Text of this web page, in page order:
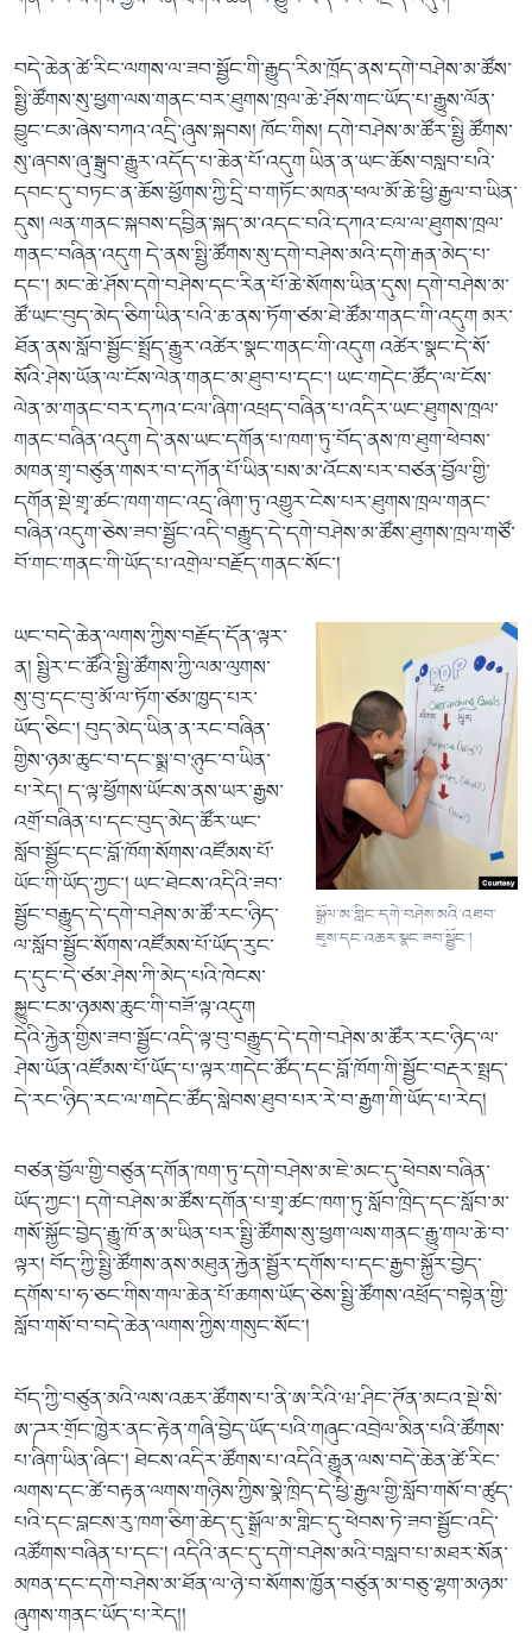
བདེ་ཆེན་ཚེ་རིང་ལགས་ལ་ཟབ་སྦྱོང་གི་རྒྱུད་རིམ་ཁྲོད་ནས་དགེ་བཤེས་མ་ཚོས་
སྤྱི་ཚོགས་སུ་ཕྱག་ལས་གནང་བར་ཐུགས་ཁྲལ་ཆེ་ཤོས་གང་ཡོད་པ་རྒྱུས་ལོན་
བྱུང་ངམ་ཞེས་བཀའ་འདྲི་ཞུས་སྐབས། ཁོང་གིས། དགེ་བཤེས་མ་ཚོར་སྤྱི ཚོགས་
སུ་ཞབས་ཞུ་སྒྲུབ་རྒྱུར་འདོད་པ་ཆེན་པོ་འདུག ཡིན་ན་ཡང་ཆོས་བསླབ་པའི་
དབང་དུ་བཏང་ན་ཆོས་ཕྱོགས་ཀྱི་དྲི་བ་གཏོང་མཁན་ཕལ་མོ་ཆེ་ཕྱི་རྒྱལ་བ་ཡིན་
དུས། ལན་གནང་སྐབས་དབྱིན་སྐད་མ་འདང་བའི་དཀའ་ངལ་ལ་ཐུགས་ཁྲལ་
གནང་བཞིན་འདུག དེ་ནས་སྤྱི་ཚོགས་སུ་དགེ་བཤེས་མའི་དགེ་རྒན་མེད་པ་
དང་། མང་ཆེ་ཤོས་དགེ་བཤེས་དང་རིན་པོ་ཆེ་སོགས་ཡིན་དུས། དགེ་བཤེས་མ་
ཚོ་ཡང་བུད་མེད་ཅིག་ཡིན་པའི་ཆ་ནས་ཏོག་ཙམ་ཐེ་ཚོམ་གནང་གི་འདུག མར་
ཐོན་ནས་སློབ་སྦྱོང་སྤྲོད་རྒྱུར་འཚེར་སྣང་གནང་གི་འདུག འཚེར་སྣང་དེ་སོ་
སོའི་ཤེས་ཡོན་ལ་ངོས་ལེན་གནང་མ་ཐུབ་པ་དང་། ཡང་གདེང་ཚོད་ལ་ངོས་
ལེན་མ་གནང་བར་དཀའ་ངལ་ཞིག་འཕྲད་བཞིན་པ་འདིར་ཡང་ཐུགས་ཁྲལ་
གནང་བཞིན་འདུག དེ་ནས་ཡང་དགོན་པ་ཁག་ཏུ་བོད་ནས་ཁ་ཐུག་ཕེབས་
མཁན་གྲྭ་བཙུན་གསར་བ་དཀོན་པོ་ཡིན་པས་མ་འོངས་པར་བཙན་བྱོལ་གྱི་
དགོན་སྡེ་གྲྭ་ཚང་ཁག་གང་འདྲ་ཞིག་ཏུ་འགྱུར་ངེས་པར་ཐུགས་ཁྲལ་གནང་
བཞིན་འདུག་ཅེས་ཟབ་སྦྱོང་འདི་བརྒྱུད་དེ་དགེ་བཤེས་མ་ཚོས་ཐུགས་ཁྲལ་གཙོ་
བོ་གང་གནང་གི་ཡོད་པ་འགྲེལ་བརྗོད་གནང་སོང་།
སྒྲོལ་མ་གླིང་དགེ་བཤེས་མའི་འཐབ་
ཇུས་དང་འཆར་སྣང་ཟབ་སྦྱོང་།
ཡང་བདེ་ཆེན་ལགས་ཀྱིས་བརྗོད་དོན་ལྟར་
ན། སྤྱིར་ང་ཚོའི་སྤྱི་ཚོགས་ཀྱི་ལམ་ལུགས་
སུ་བུ་དང་བུ་མོ་ལ་ཏོག་ཙམ་ཁྱད་པར་
ཡོད་ཅིང་། བུད་མེད་ཡིན་ན་རང་བཞིན་
གྱིས་ཉམ་ཆུང་བ་དང་སྨྲ་བ་ཉུང་བ་ཡིན་
པ་རེད། ད་ལྟ་ཕྱོགས་ཡོངས་ནས་ཡར་རྒྱས་
འགྲོ་བཞིན་པ་དང་བུད་མེད་ཚོར་ཡང་
སློབ་སྦྱོང་དང་བློ་ཁོག་སོགས་འཛོམས་པོ་
ཡོང་གི་ཡོད་ཀྱང་། ཡང་ཐེངས་འདིའི་ཟབ་
སྦྱོང་བརྒྱུད་དེ་དགེ་བཤེས་མ་ཚོ་རང་ཉིད་
ལ་སློབ་སྦྱོང་སོགས་འཛོམས་པོ་ཡོད་རུང་
ད་དུང་དེ་ཙམ་ཤེས་ཀི་མེད་པའི་ཁེངས་
སྐྱུང་ངམ་ཉམས་ཆུང་གི་བཟོ་ལྟ་འདུག
དེའི་རྐྱེན་གྱིས་ཟབ་སྦྱོང་འདི་ལྟ་བུ་བརྒྱུད་དེ་དགེ་བཤེས་མ་ཚོར་རང་ཉིད་ལ་
ཤེས་ཡོན་འཛོམས་པོ་ཡོད་པ་ལྟར་གདེང་ཚོད་དང་བློ་ཁོག་གི་སྦྱོང་བརྡར་སྤྲད་
དེ་རང་ཉིད་རང་ལ་གདེང་ཚོད་སླེབས་ཐུབ་པར་རེ་བ་རྒྱག་གི་ཡོད་པ་རེད།
བཙན་བྱོལ་གྱི་བཙུན་དགོན་ཁག་ཏུ་དགེ་བཤེས་མ་ཇེ་མང་དུ་ཕེབས་བཞིན་
ཡོད་ཀྱང་། དགེ་བཤེས་མ་ཚོས་དགོན་པ་གྲྭ་ཚང་ཁག་ཏུ་སློབ་ཁྲིད་དང་སློབ་མ་
གསོ་སྐྱོང་བྱེད་རྒྱུ་ཁོ་ན་མ་ཡིན་པར་སྤྱི་ཚོགས་སུ་ཕྱག་ལས་གནང་རྒྱུ་གལ་ཆེ་བ་
ལྟར། བོད་ཀྱི་སྤྱི་ཚོགས་ནས་མཐུན་རྐྱེན་སྦྱོར་དགོས་པ་དང་རྒྱབ་སྐྱོར་བྱེད་
དགོས་པ་ཧ་ཅང་གིས་གལ་ཆེན་པོ་ཆགས་ཡོད་ཅེས་སྤྱི་ཚོགས་འཕྲོད་བསྟེན་གྱི་
སློབ་གསོ་བ་བདེ་ཆེན་ལགས་ཀྱིས་གསུང་སོང་།
བོད་ཀྱི་བཙུན་མའི་ལས་འཆར་ཚོགས་པ་ནི་ཨ་རིའི་ཝ་ཤིང་ཊོན་མངའ་སྡེ་སི་
ཨ་ཌར་གྲོང་ཁྱེར་ནང་རྟེན་གཞི་བྱེད་ཡོད་པའི་གཞུང་འབྲེལ་མིན་པའི་ཚོགས་
པ་ཞིག་ཡིན་ཞིང་། ཐེངས་འདིར་ཚོགས་པ་འདིའི་རྒྱུན་ལས་བདེ་ཆེན་ཚེ་རིང་
ལགས་དང་ཚེ་བརྟན་ལགས་གཉིས་ཀྱིས་སྣེ་ཁྲིད་དེ་ཕྱི་རྒྱལ་གྱི་སློབ་གསོ་བ་ཚུད་
པའི་དང་བླངས་རུ་ཁག་ཅིག་ཆེད་དུ་སྒྲོལ་མ་གླིང་དུ་ཕེབས་ཏེ་ཟབ་སྦྱོང་འདི་
འཚོགས་བཞིན་པ་དང་། འདིའི་ནང་དུ་དགེ་བཤེས་མའི་བསླབ་པ་མཐར་སོན་
མཁན་དང་དགེ་བཤེས་མ་ཐོན་ལ་ཉེ་བ་སོགས་ཁྱོན་བཙུན་མ་བཅུ་ལྷག་མཉམ་
ཞུགས་གནང་ཡོད་པ་རེད།།